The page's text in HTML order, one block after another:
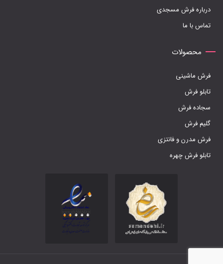
درباره فرش مسجدی
تماس با ما
محصولات
فرش ماشینی
تابلو فرش
سجاده فرش
گلیم فرش
فرش مدرن و فانتزی
تابلو فرش چهره